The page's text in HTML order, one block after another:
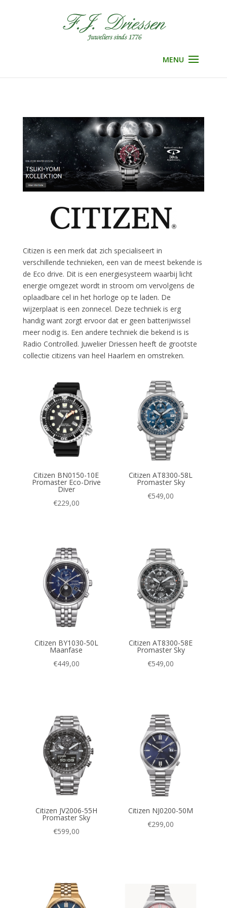
Citizen is een merk dat zich specialiseert in
verschillende technieken, een van de meest bekende is
de Eco drive. Dit is een energiesysteem waarbij licht
energie omgezet wordt in stroom om vervolgens de
oplaadbare cel in het horloge op te laden. De
wijzerplaat is een zonnecel. Deze techniek is erg
handig want zorgt ervoor dat er geen batterijwissel
meer nodig is. Een andere techniek die bekend is is
Radio Controlled. Juwelier Driessen heeft de grootste
collectie citizens van heel Haarlem en omstreken.
Citizen BN0150-10E
Promaster Eco-Drive
Diver
€229,00
Citizen AT8300-58L
Promaster Sky
€549,00
Citizen BY1030-50L
Maanfase
€449,00
Citizen AT8300-58E
Promaster Sky
€549,00
Citizen JV2006-55H
Promaster Sky
€599,00
Citizen NJ0200-50M
€299,00